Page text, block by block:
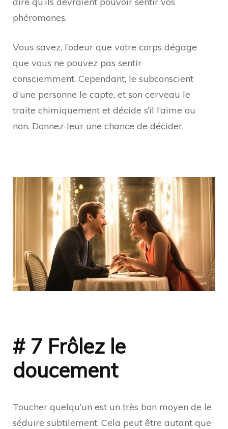
phéromones.
Vous savez, l’odeur que votre corps dégage
que vous ne pouvez pas sentir
consciemment. Cependant, le subconscient
d’une personne le capte, et son cerveau le
traite chimiquement et décide s’il l’aime ou
non. Donnez-leur une chance de décider.
# 7 Frôlez le
doucement
Toucher quelqu’un est un très bon moyen de le
séduire subtilement. Cela peut être autant que